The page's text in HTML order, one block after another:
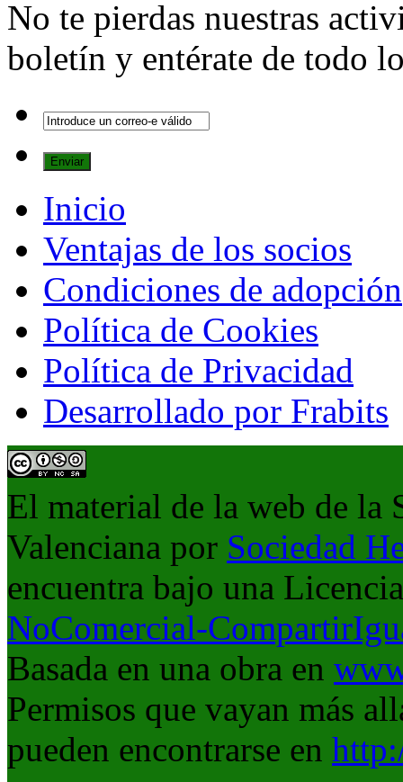
No te pierdas nuestras
boletín y entérate de todo
Inicio
Ventajas de los socios
Condiciones de adopción
Política de Cookies
Política de Privacidad
Desarrollado por Frabits
El material de la web de la
Valenciana por Sociedad
encuentra bajo una
NoComercial-
Basada en una obra en
Permisos que vayan más
pueden encontrarse en